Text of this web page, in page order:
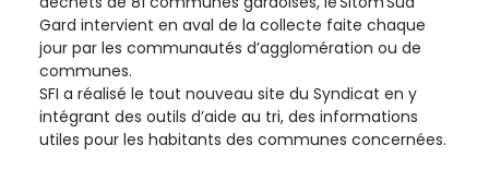
Gard intervient en aval de la collecte faite chaque
jour par les communautés d’agglomération ou de
communes.
SFI a réalisé le tout nouveau site du Syndicat en y
intégrant des outils d’aide au tri, des informations
utiles pour les habitants des communes concernées.